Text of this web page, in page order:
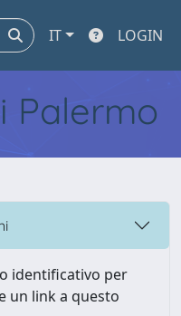
IT LOGIN
Palermo
identificativo per
un link a questo